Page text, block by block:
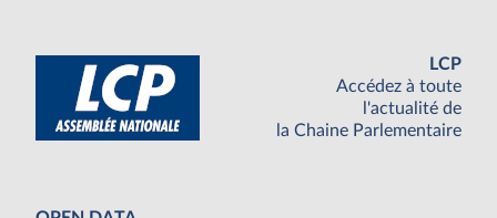
LCP
Accédez à toute
l'actualité de
la Chaine Parlementaire